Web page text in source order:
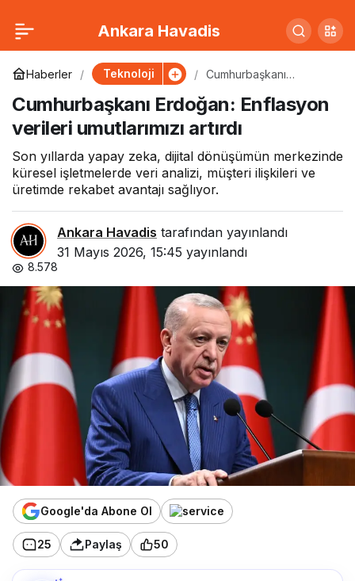
Ankara Havadis
Haberler Teknoloji
Cumhurbaşkanı
verileri umutlarımızı
artırdı
Cumhurbaşkanı Erdoğan: Enflasyon
verileri umutlarımızı artırdı
Son yıllarda yapay zeka, dijital dönüşümün merkezinde
küresel işletmelerde veri analizi, müşteri ilişkileri ve
üretimde rekabet avantajı sağlıyor.
Ankara Havadis tarafından yayınlandı
31 Mayıs 2026, 15:45 yayınlandı
8.578
Google'da Abone Ol
25 Paylaş 50
Cumhurbaşkanı
Erdoğan: Enflasyon
verileri umutlarımızı
artırdı
25